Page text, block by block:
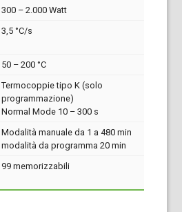
300 – 2.000 Watt
3,5 °C/s
50 – 200 °C
Termocoppie tipo K (solo
programmazione)
Normal Mode 10 – 300 s
Modalità manuale da 1 a 480 min
modalità da programma 20 min
99 memorizzabili